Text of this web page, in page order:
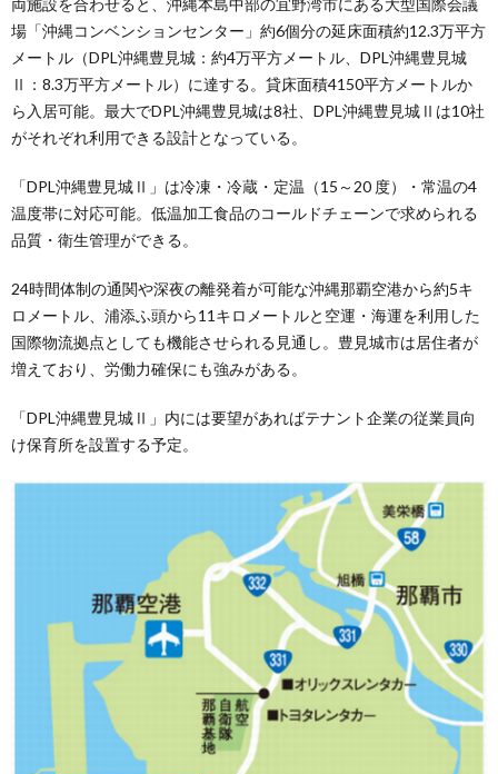
場「沖縄コンベンションセンター」約6個分の延床面積約12.3万平方
メートル（DPL沖縄豊見城：約4万平方メートル、DPL沖縄豊見城
Ⅱ：8.3万平方メートル）に達する。貸床面積4150平方メートルか
ら入居可能。最大でDPL沖縄豊見城は8社、DPL沖縄豊見城Ⅱは10社
がそれぞれ利用できる設計となっている。
「DPL沖縄豊見城Ⅱ」は冷凍・冷蔵・定温（15～20 度）・常温の4
温度帯に対応可能。低温加工食品のコールドチェーンで求められる
品質・衛生管理ができる。
24時間体制の通関や深夜の離発着が可能な沖縄那覇空港から約5キ
ロメートル、浦添ふ頭から11キロメートルと空運・海運を利用した
国際物流拠点としても機能させられる見通し。豊見城市は居住者が
増えており、労働力確保にも強みがある。
「DPL沖縄豊見城Ⅱ」内には要望があればテナント企業の従業員向
け保育所を設置する予定。